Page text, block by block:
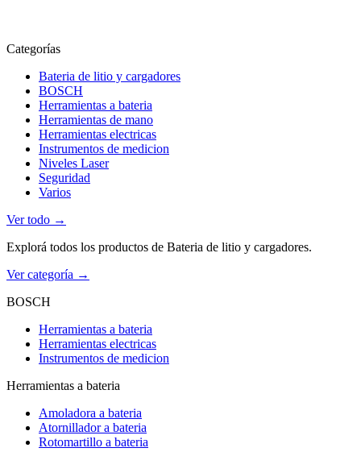
Categorías
Bateria de litio y cargadores
BOSCH
Herramientas a bateria
Herramientas de mano
Herramientas electricas
Instrumentos de medicion
Niveles Laser
Seguridad
Varios
Ver todo →
Explorá todos los productos de Bateria de litio y cargadores.
Ver categoría →
BOSCH
Herramientas a bateria
Herramientas electricas
Instrumentos de medicion
Herramientas a bateria
Amoladora a bateria
Atornillador a bateria
Rotomartillo a bateria